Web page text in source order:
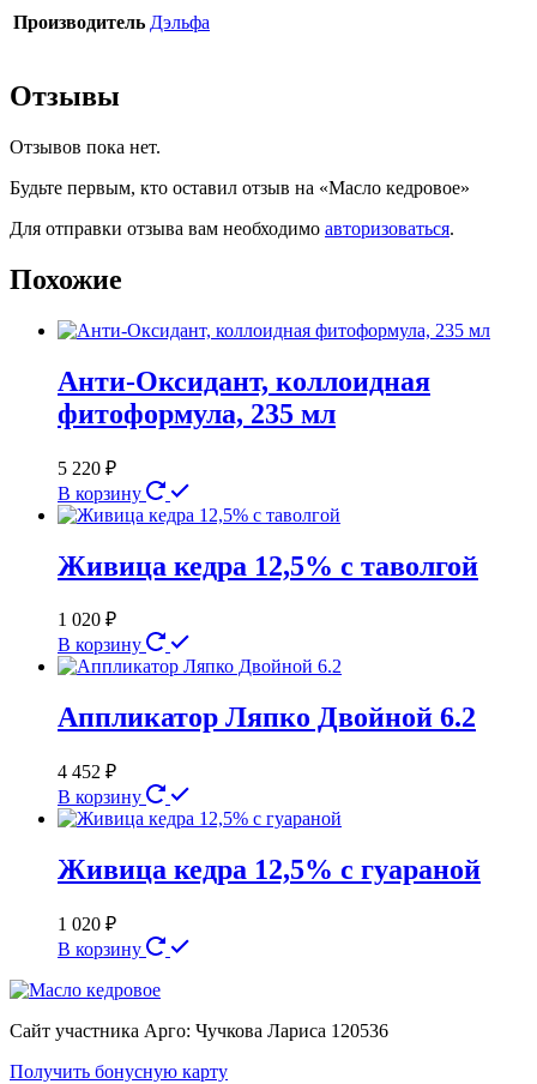
Производитель Дэльфа
Отзывы
Отзывов пока нет.
Будьте первым, кто оставил отзыв на «Масло кедровое»
Для отправки отзыва вам необходимо авторизоваться.
Похожие
Анти-Оксидант, коллоидная
фитоформула, 235 мл
5 220 ₽
В корзину
Живица кедра 12,5% с таволгой
1 020 ₽
В корзину
Аппликатор Ляпко Двойной 6.2
4 452 ₽
В корзину
Живица кедра 12,5% с гуараной
1 020 ₽
В корзину
Сайт участника Арго: Чучкова Лариса 120536
Получить бонусную карту